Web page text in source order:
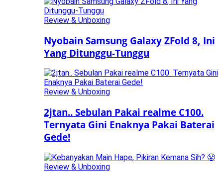
Review & Unboxing
Nyobain Samsung Galaxy ZFold 8, Ini
Yang Ditunggu-Tunggu
Review & Unboxing
2jtan.. Sebulan Pakai realme C100.
Ternyata Gini Enaknya Pakai Baterai
Gede!
Review & Unboxing